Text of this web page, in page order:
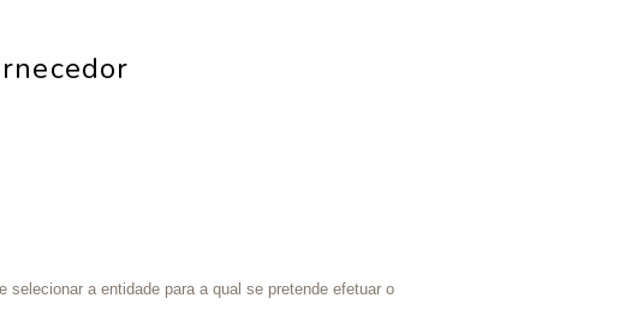
a entidade para a qual se pretende efetuar o